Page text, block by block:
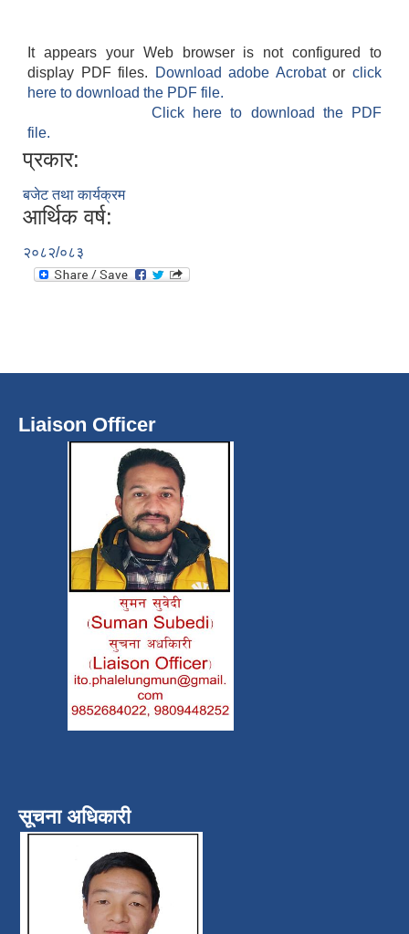
It appears your Web browser is not configured to
display PDF files.
Download adobe Acrobatorclick
here to download the PDF file.
Click here to download the PDF
file.
प्रकार:
बजेट तथा कार्यक्रम
आर्थिक वर्ष:
२०८२/०८३
Liaison Officer
सूचना अधिकारी